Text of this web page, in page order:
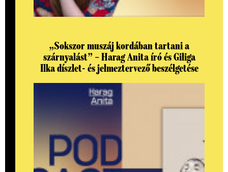
„Sokszor muszáj kordában tartani a
szárnyalást” – Harag Anita író és Giliga
Ilka díszlet- és jelmeztervező beszélgetése